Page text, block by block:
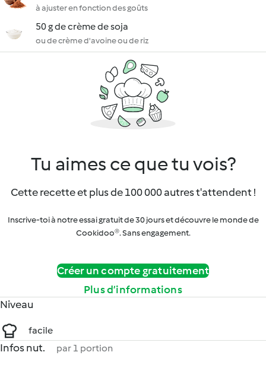
à ajuster en fonction des goûts
50 g de crème de soja
ou de crème d'avoine ou de riz
Tu aimes ce que tu vois?
Cette recette et plus de 100 000 autres t'attendent !
Inscrive-toi à notre essai gratuit de 30 jours et découvre le monde de
Cookidoo®. Sans engagement.
Créer un compte gratuitement
Plus d’informations
Niveau
facile
Infos nut. par 1 portion